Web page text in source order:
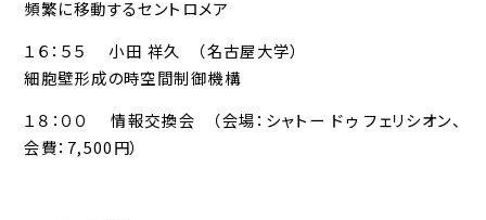
頻繁に移動するセントロメア
１６：５５ 小田 祥久 （名古屋大学）
細胞壁形成の時空間制御機構
１８：００ 情報交換会 （会場：シャトー ドゥ フェリシオン、
会費：7,500円）